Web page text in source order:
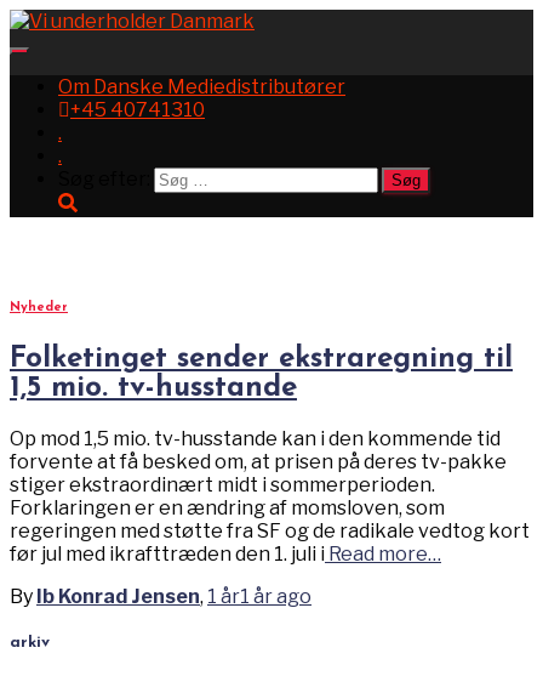
NavigationOm Danske Mediedistributører
+45 40741310
.
.
Nyheder
Folketinget sender ekstraregning til
1,5 mio. tv-husstande
Op mod 1,5 mio. tv-husstande kan i den kommende tid
forvente at få besked om, at prisen på deres tv-pakke
stiger ekstraordinært midt i sommerperioden.
Forklaringen er en ændring af momsloven, som
regeringen med støtte fra SF og de radikale vedtog kort
før jul med ikrafttræden den 1. juli i Read more…
By Ib Konrad Jensen, 1 år1 årago
arkiv